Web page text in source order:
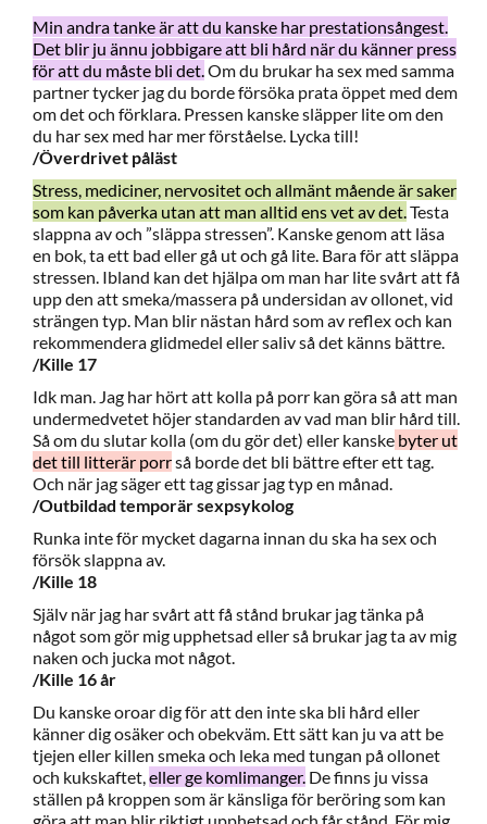
Min andra tanke är att du kanske har prestationsångest.
Det blir ju ännu jobbigare att bli hård när du känner press
för att du måste bli det.Om du brukar ha sex med samma
partner tycker jag du borde försöka prata öppet med dem
om det och förklara. Pressen kanske släpper lite om den
du har sex med har mer förståelse. Lycka till!
/Överdrivet påläst
Stress, mediciner, nervositet och allmänt mående är saker
som kan påverka utan att man alltid ens vet av det.Testa
slappna av och ”släppa stressen”. Kanske genom att läsa
en bok, ta ett bad eller gå ut och gå lite. Bara för att släppa
stressen. Ibland kan det hjälpa om man har lite svårt att få
upp den att smeka/massera på undersidan av ollonet, vid
strängen typ. Man blir nästan hård som av reflex och kan
rekommendera glidmedel eller saliv så det känns bättre.
/Kille 17
Idk man. Jag har hört att kolla på porr kan göra så att man
undermedvetet höjer standarden av vad man blir hård till.
Så om du slutar kolla (om du gör det) eller kanske byter ut
det till litterär porrså borde det bli bättre efter ett tag.
Och när jag säger ett tag gissar jag typ en månad.
/Outbildad temporär sexpsykolog
Runka inte för mycket dagarna innan du ska ha sex och
försök slappna av.
/Kille 18
Själv när jag har svårt att få stånd brukar jag tänka på
något som gör mig upphetsad eller så brukar jag ta av mig
naken och jucka mot något.
/Kille 16 år
Du kanske oroar dig för att den inte ska bli hård eller
känner dig osäker och obekväm. Ett sätt kan ju va att be
tjejen eller killen smeka och leka med tungan på ollonet
och kukskaftet,eller ge komlimanger. De finns ju vissa
ställen på kroppen som är känsliga för beröring som kan